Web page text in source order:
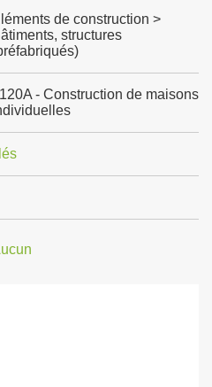
de construction >
structures
- Construction de maisons